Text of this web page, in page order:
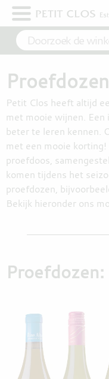
WIT
ROSÉ
ROOD
MOUSSEREND
DESSERT
PROEFDOZEN
Proefdozen
Petit Clos heeft altijd
met mooie wijnen.
beter te leren kennen.
met een mooie
proefdoos,
komen tijdens het
proefdozen,
Bekijk hieronder ons
Proefdozen: